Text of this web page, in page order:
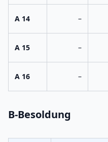
A 14 –
A 15 –
A 16 –
B-Besoldung